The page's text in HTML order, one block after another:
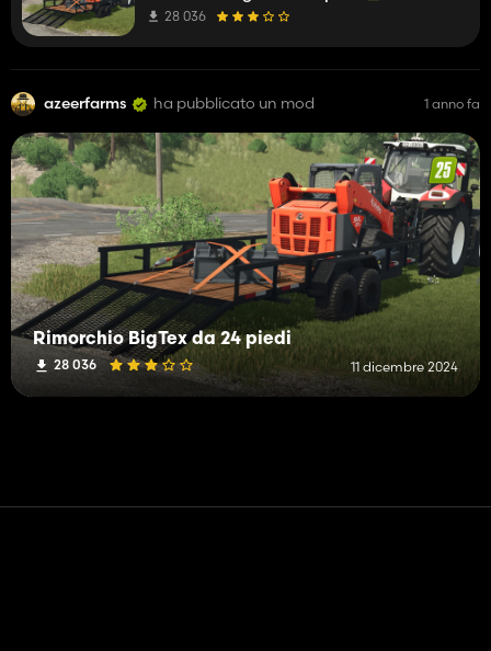
28 036
azeerfarms ha pubblicato un mod 1 anno fa
Rimorchio BigTex da 24 piedi
28 036 11 dicembre 2024